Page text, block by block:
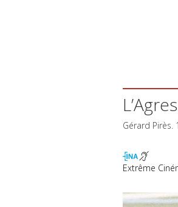
Gérard Pirès.
Extrême